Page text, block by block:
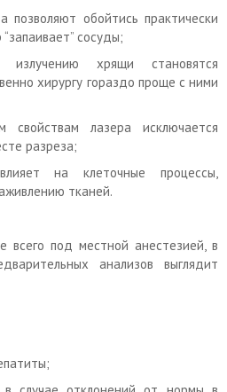
позволяют обойтись практически
сосуды;
излучению хрящи становятся
хирургу гораздо проще с ними
свойствам лазера исключается
разреза;
на клеточные процессы,
тканей.
всего под местной анестезией, в
анализов выглядит